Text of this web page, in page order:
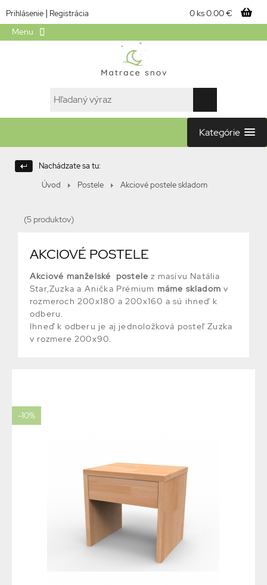
Prihlásenie | Registrácia 0 ks0.00 €
Menu
Kategórie
Nachádzate sa tu:
Úvod
Postele Akciové postele skladom
(5 produktov)
AKCIOVÉ POSTELE
Akciové manželské postele z masívu Natália
Star,Zuzka a Anička Prémium máme skladom v
rozmeroch 200x180 a 200x160 a sú ihneď k
odberu.
Ihneď k odberu je aj jednoložková posteľ Zuzka
v rozmere 200x90.
-10%